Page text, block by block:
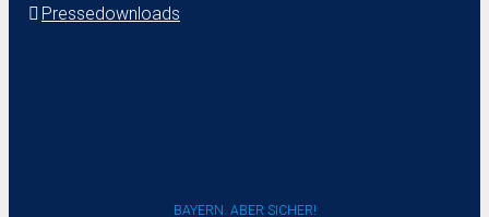
Pressedownloads
BAYERN. ABER SICHER!